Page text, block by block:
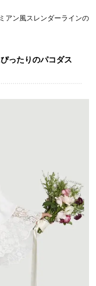
アン風スレンダーラインの
ったりのパコダス